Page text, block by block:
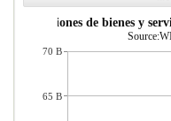
Exportaciones de bienes y
70 B
65 B